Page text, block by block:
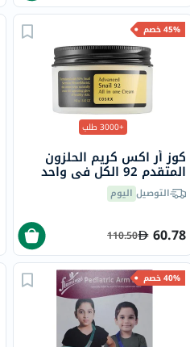
45% خصم
+3000 طلب
كوز أر اكس كريم الحلزون
المتقدم 92 الكل في واحد
100 ملالتوصيل اليوم
60.78
110.50
40% خصم